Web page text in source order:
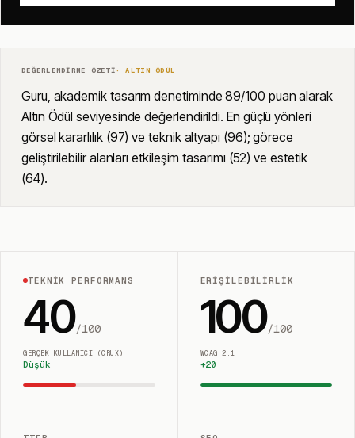
DEĞERLENDIRME ÖZETI·ALTIN ÖDÜL
Guru, akademik tasarım denetiminde 89/100 puan alarak
Altın Ödül seviyesinde değerlendirildi. En güçlü yönleri
görsel kararlılık (97) ve teknik altyapı (96); görece
geliştirilebilir alanları etkileşim tasarımı (52) ve estetik
(64).
TEKNIK PERFORMANS
40/100
GERÇEK KULLANICI (CRUX)
Düşük
ERIŞILEBILIRLIK
100/100
WCAG 2.1
+20